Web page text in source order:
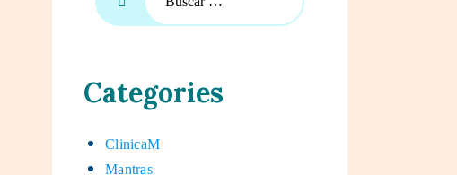
Categories
ClinicaM
Mantras